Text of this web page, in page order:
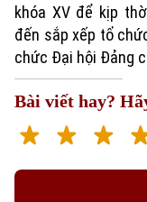
khóa XV để kịp
đến sắp xếp tổ
chức Đại hội Đảng
Bài viết hay?